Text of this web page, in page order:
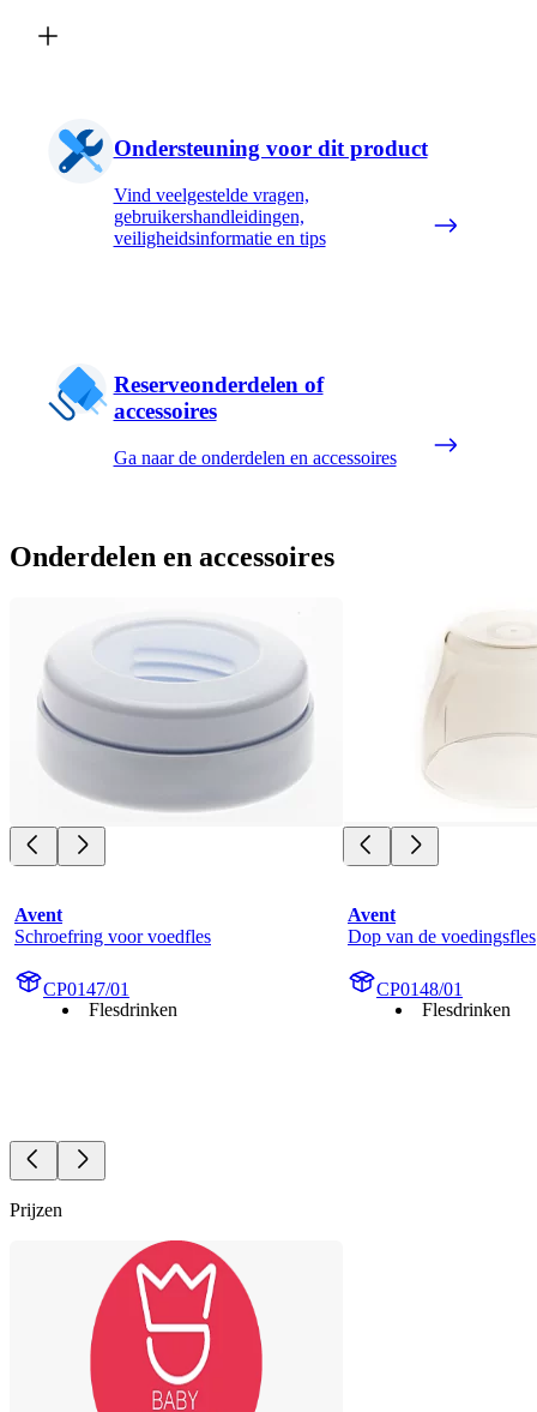
Ondersteuning voor dit product
Vind veelgestelde vragen,
gebruikershandleidingen,
veiligheidsinformatie en tips
Reserveonderdelen of
accessoires
Ga naar de onderdelen en accessoires
Onderdelen en accessoires
Avent
Schroefring voor voedfles
CP0147/01
Flesdrinken
Avent
Dop van de voedingsfles
CP0148/01
Flesdrinken
Prijzen